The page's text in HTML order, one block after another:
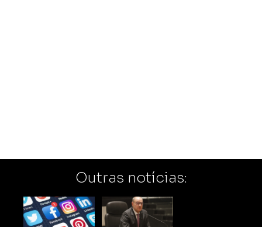
Outras notícias: